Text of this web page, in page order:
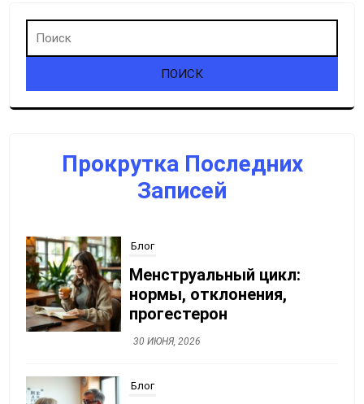
записям
Прокрутка Последних
Записей
Блог
Менструальный цикл:
нормы, отклонения,
прогестерон
30 ИЮНЯ, 2026
Блог